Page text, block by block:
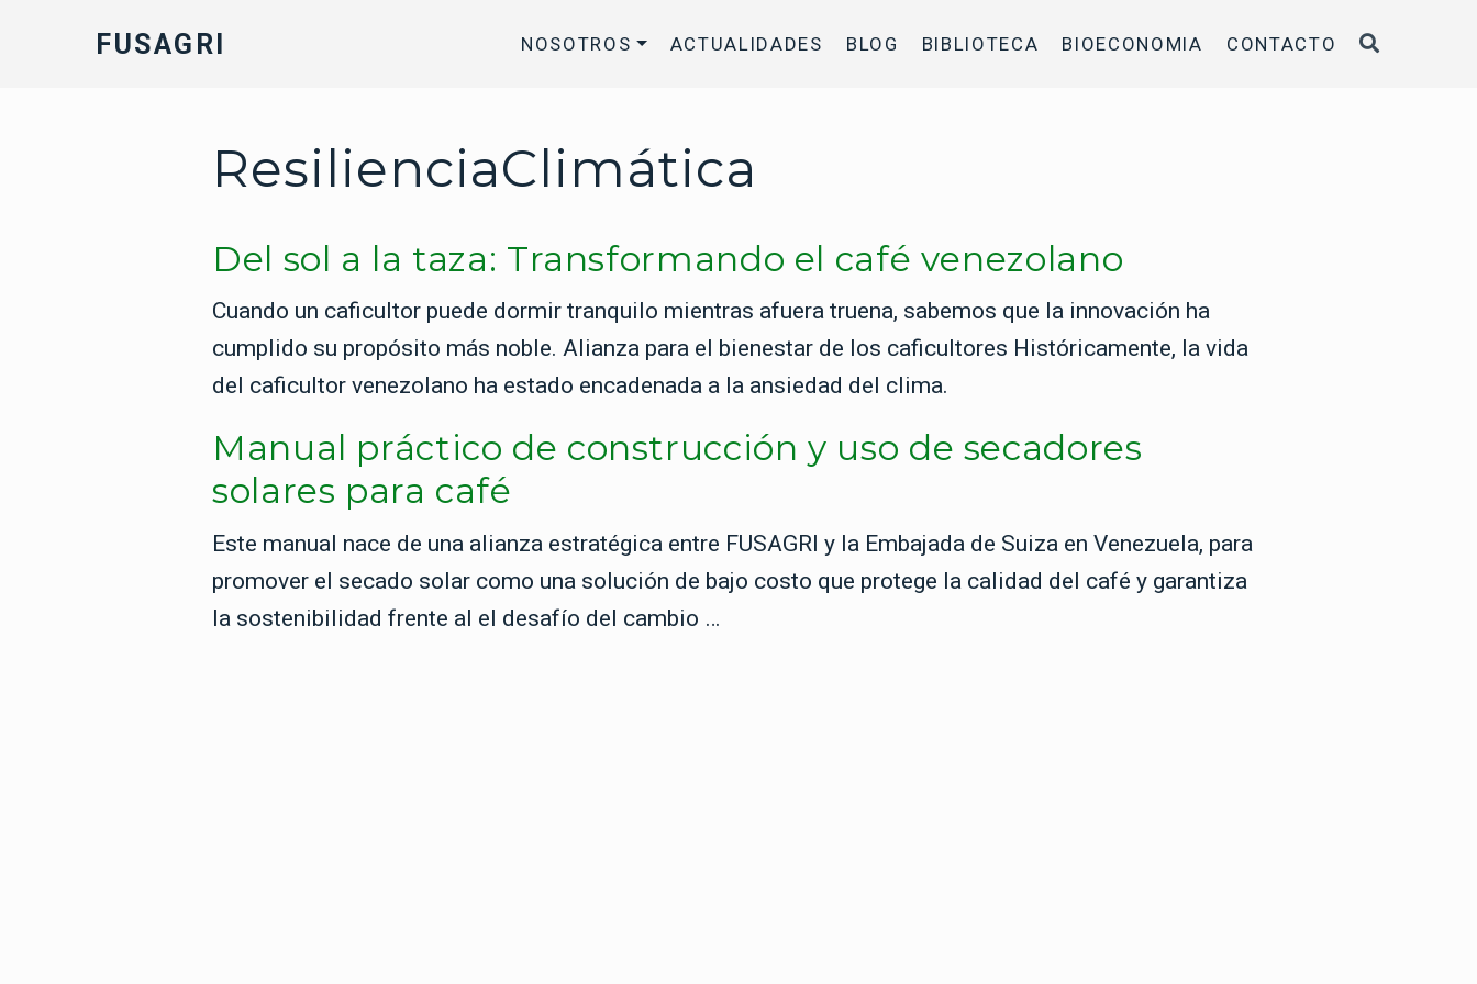
FUSAGRI NOSOTROS ACTUALIDADES BLOG BIBLIOTECA BIOECONOMIA CONTACTO
ResilienciaClimática
Del sol a la taza: Transformando el café venezolano
Cuando un caficultor puede dormir tranquilo mientras afuera truena, sabemos que la innovación ha
cumplido su propósito más noble. Alianza para el bienestar de los caficultores Históricamente, la vida
del caficultor venezolano ha estado encadenada a la ansiedad del clima.
Manual práctico de construcción y uso de secadores
solares para café
Este manual nace de una alianza estratégica entre FUSAGRI y la Embajada de Suiza en Venezuela, para
promover el secado solar como una solución de bajo costo que protege la calidad del café y garantiza
la sostenibilidad frente al el desafío del cambio …